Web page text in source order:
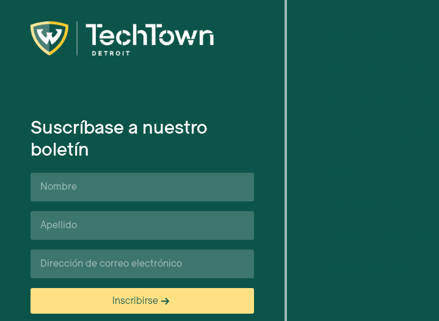
Suscríbase a nuestro
boletín
Nombre
Apellido*
Correo
electrónico
Inscribirse